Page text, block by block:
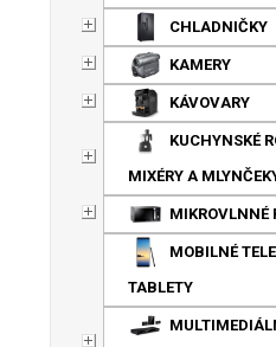
CHLADNIČKY
KAMERY
KÁVOVARY
KUCHYNSKÉ
MIXÉRY A
MIKROVLNNÉ
MOBILNÉ
TABLETY